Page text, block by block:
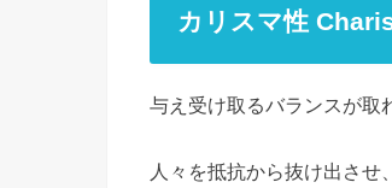
カリスマ性
与え受け取るバランスが取
人々を抵抗から抜け出させ